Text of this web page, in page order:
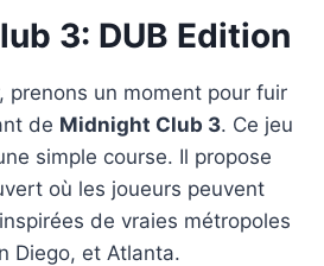
3: DUB Edition
prenons un moment pour fuir
de Midnight Club 3. Ce jeu
simple course. Il propose
où les joueurs peuvent
de vraies métropoles
Diego, et Atlanta.